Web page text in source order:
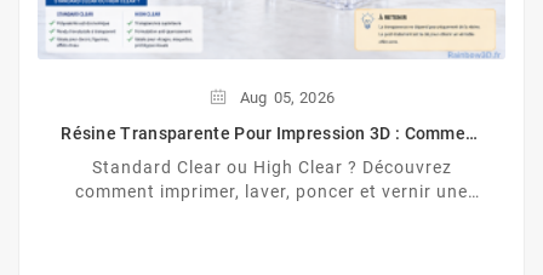
Aug 05, 2026
Résine Transparente Pour Impression 3D : Comment
Standard Clear ou High Clear ? Découvrez
comment imprimer, laver, poncer et vernir une